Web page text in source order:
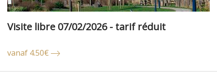
Visite libre 07/02/2026 - tarif réduit
vanaf 4.50€